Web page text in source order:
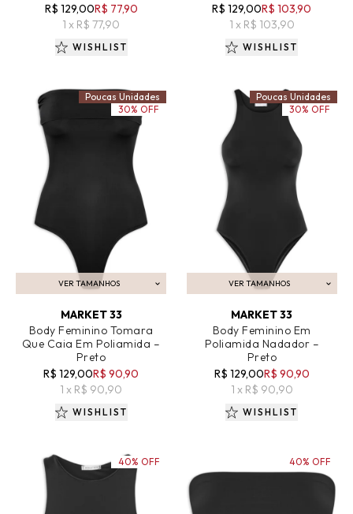
R$ 129,00R$ 77,90
1 x R$ 77,90
WISHLIST
R$ 129,00R$ 103,90
1 x R$ 103,90
WISHLIST
VER TAMANHOS
ADICIONAR AO CARRINHO
MARKET 33
Body Feminino Tomara
Que Caia Em Poliamida –
Preto
R$ 129,00R$ 90,90
1 x R$ 90,90
Poucas Unidades
30% OFF
WISHLIST
VER TAMANHOS
ADICIONAR AO CARRINHO
MARKET 33
Body Feminino Em
Poliamida Nadador –
Preto
R$ 129,00R$ 90,90
1 x R$ 90,90
Poucas Unidades
30% OFF
WISHLIST
40% OFF 40% OFF